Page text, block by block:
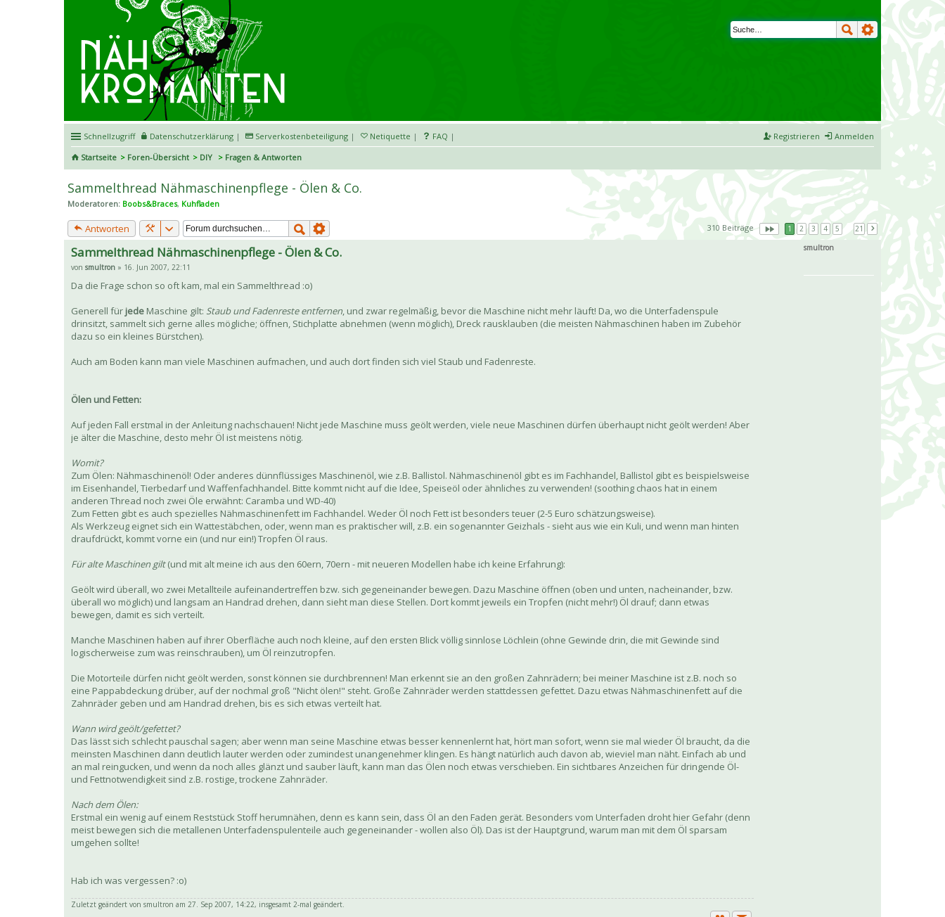
Schnellzugriff Datenschutzerklärung | Serverkostenbeteiligung | Netiquette | FAQ | Anmelden
Registrieren
Startseite
Foren-Übersicht DIY Fragen & Antworten
Sammelthread Nähmaschinenpflege - Ölen & Co.
Moderatoren: Boobs&Braces, Kuhfladen
Antworten 310 Beiträge 1 2 3 4 5
21
smultron
Sammelthread Nähmaschinenpflege - Ölen & Co.
von smultron » 16. Jun 2007, 22:11
Da die Frage schon so oft kam, mal ein Sammelthread :o)
Generell für jede Maschine gilt: Staub und Fadenreste entfernen, und zwar regelmäßig, bevor die Maschine nicht mehr läuft! Da, wo die Unterfadenspule
drinsitzt, sammelt sich gerne alles mögliche; öffnen, Stichplatte abnehmen (wenn möglich), Dreck rausklauben (die meisten Nähmaschinen haben im Zubehör
dazu so ein kleines Bürstchen).
Auch am Boden kann man viele Maschinen aufmachen, und auch dort finden sich viel Staub und Fadenreste.
Ölen und Fetten:
Auf jeden Fall erstmal in der Anleitung nachschauen! Nicht jede Maschine muss geölt werden, viele neue Maschinen dürfen überhaupt nicht geölt werden! Aber
je älter die Maschine, desto mehr Öl ist meistens nötig.
Womit?
Zum Ölen: Nähmaschinenöl! Oder anderes dünnflüssiges Maschinenöl, wie z.B. Ballistol. Nähmaschinenöl gibt es im Fachhandel, Ballistol gibt es beispielsweise
im Eisenhandel, Tierbedarf und Waffenfachhandel. Bitte kommt nicht auf die Idee, Speiseöl oder ähnliches zu verwenden! (soothing chaos hat in einem
anderen Thread noch zwei Öle erwähnt: Caramba und WD-40)
Zum Fetten gibt es auch spezielles Nähmaschinenfett im Fachhandel. Weder Öl noch Fett ist besonders teuer (2-5 Euro schätzungsweise).
Als Werkzeug eignet sich ein Wattestäbchen, oder, wenn man es praktischer will, z.B. ein sogenannter Geizhals - sieht aus wie ein Kuli, und wenn man hinten
draufdrückt, kommt vorne ein (und nur ein!) Tropfen Öl raus.
Für alte Maschinen gilt(und mit alt meine ich aus den 60ern, 70ern - mit neueren Modellen habe ich keine Erfahrung):
Geölt wird überall, wo zwei Metallteile aufeinandertreffen bzw. sich gegeneinander bewegen. Dazu Maschine öffnen (oben und unten, nacheinander, bzw.
überall wo möglich) und langsam an Handrad drehen, dann sieht man diese Stellen. Dort kommt jeweils ein Tropfen (nicht mehr!) Öl drauf; dann etwas
bewegen, damit es sich verteilt.
Manche Maschinen haben auf ihrer Oberfläche auch noch kleine, auf den ersten Blick völlig sinnlose Löchlein (ohne Gewinde drin, die mit Gewinde sind
logischerweise zum was reinschrauben), um Öl reinzutropfen.
Die Motorteile dürfen nicht geölt werden, sonst können sie durchbrennen! Man erkennt sie an den großen Zahnrädern; bei meiner Maschine ist z.B. noch so
eine Pappabdeckung drüber, auf der nochmal groß "Nicht ölen!" steht. Große Zahnräder werden stattdessen gefettet. Dazu etwas Nähmaschinenfett auf die
Zahnräder geben und am Handrad drehen, bis es sich etwas verteilt hat.
Wann wird geölt/gefettet?
Das lässt sich schlecht pauschal sagen; aber wenn man seine Maschine etwas besser kennenlernt hat, hört man sofort, wenn sie mal wieder Öl braucht, da die
meinsten Maschinen dann deutlich lauter werden oder zumindest unangenehmer klingen. Es hängt natürlich auch davon ab, wieviel man näht. Einfach ab und
an mal reingucken, und wenn da noch alles glänzt und sauber läuft, kann man das Ölen noch etwas verschieben. Ein sichtbares Anzeichen für dringende Öl-
und Fettnotwendigkeit sind z.B. rostige, trockene Zahnräder.
Nach dem Ölen:
Erstmal ein wenig auf einem Reststück Stoff herumnähen, denn es kann sein, dass Öl an den Faden gerät. Besonders vom Unterfaden droht hier Gefahr (denn
meist bewegen sich die metallenen Unterfadenspulenteile auch gegeneinander - wollen also Öl). Das ist der Hauptgrund, warum man mit dem Öl sparsam
umgehen sollte!
Hab ich was vergessen? :o)
Zuletzt geändert von smultron am 27. Sep 2007, 14:22, insgesamt 2-mal geändert.